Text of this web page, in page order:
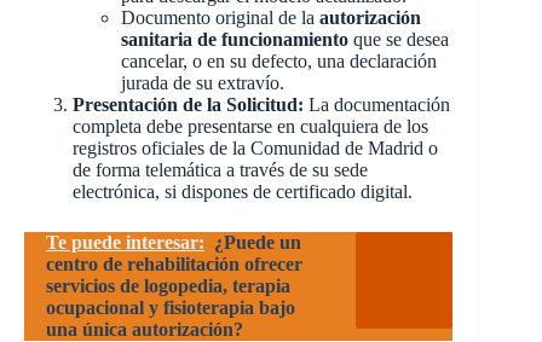
Documento original de la autorización
sanitaria de funcionamiento que se desea
cancelar, o en su defecto, una declaración
jurada de su extravío.
Presentación de la Solicitud: La documentación
completa debe presentarse en cualquiera de los
registros oficiales de la Comunidad de Madrid o
de forma telemática a través de su sede
electrónica, si dispones de certificado digital.
Te puede interesar: ¿Puede un
centro de rehabilitación ofrecer
servicios de logopedia, terapia
ocupacional y fisioterapia bajo
una única autorización?